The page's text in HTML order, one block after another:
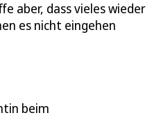
aber, dass vieles wieder
es nicht eingehen
beim